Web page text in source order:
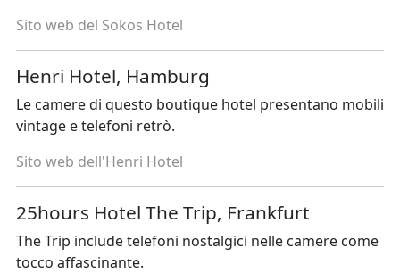
Sito web del Sokos Hotel
Henri Hotel, Hamburg
Le camere di questo boutique hotel presentano mobili
vintage e telefoni retrò.
Sito web dell'Henri Hotel
25hours Hotel The Trip, Frankfurt
The Trip include telefoni nostalgici nelle camere come
tocco affascinante.